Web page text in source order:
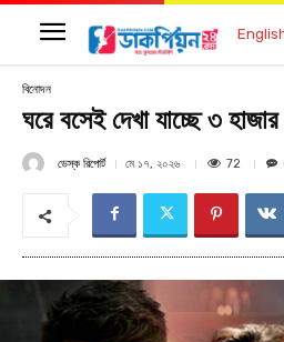
বিনোদন
ঘরে বসেই দেখা যাচ্ছে ৩
ডেস্ক রিপোর্ট মে ১৭, ২০২৬ 72